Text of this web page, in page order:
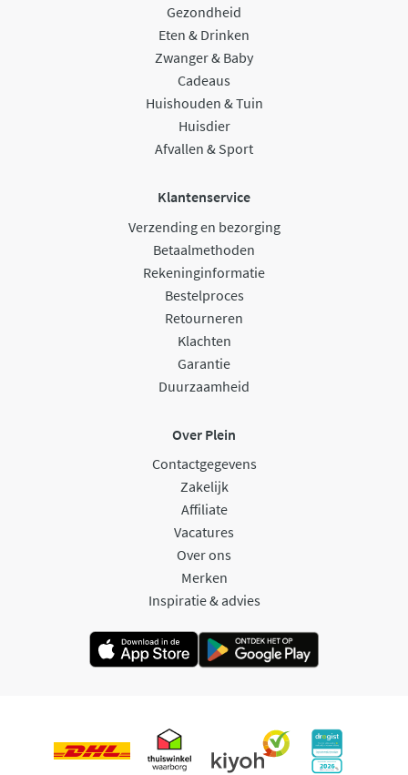
Gezondheid
Eten & Drinken
Zwanger & Baby
Cadeaus
Huishouden & Tuin
Huisdier
Afvallen & Sport
Klantenservice
Verzending en bezorging
Betaalmethoden
Rekeninginformatie
Bestelproces
Retourneren
Klachten
Garantie
Duurzaamheid
Over Plein
Contactgegevens
Zakelijk
Affiliate
Vacatures
Over ons
Merken
Inspiratie & advies